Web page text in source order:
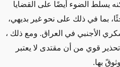
يسلط الضوء أيضًا على القضايا
بما في ذلك على نحو غير بديهي،
الأجنبي في العراق. ومع ذلك ،
قوي من أن مقتدى لا يعتبر
بها.